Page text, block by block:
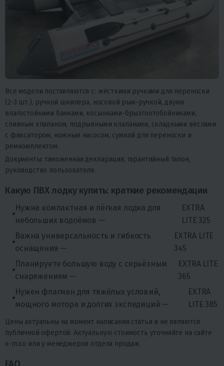
Все модели поставляются с: жёсткими ручками для переноски
(2-3 шт.), ручкой шкипера, носовой рым-ручкой, двумя
влагостойкими банками, косынками-брызгоотобойниками,
сливным клапаном, подрывными клапанами, складными вёслами
с фиксатором, ножным насосом, сумкой для переноски и
ремкомплектом.
Документы: таможенная декларация, гарантийный талон,
руководство пользователя.
Какую ПВХ лодку купить: краткие рекомендации
Нужна компактная и лёгкая лодка для
небольших водоёмов —
EXTRA
LITE 325
Важна универсальность и гибкость
оснащения —
EXTRA LITE
345
Планируете большую воду с серьёзным
снаряжением —
EXTRA LITE
365
Нужен флагман для тяжёлых условий,
мощного мотора и долгих экспедиций —
EXTRA
LITE 385
Цены актуальны на момент написания статьи и не являются
публичной офертой. Актуальную стоимость уточняйте на сайте
x-m.su или у менеджеров отдела продаж.